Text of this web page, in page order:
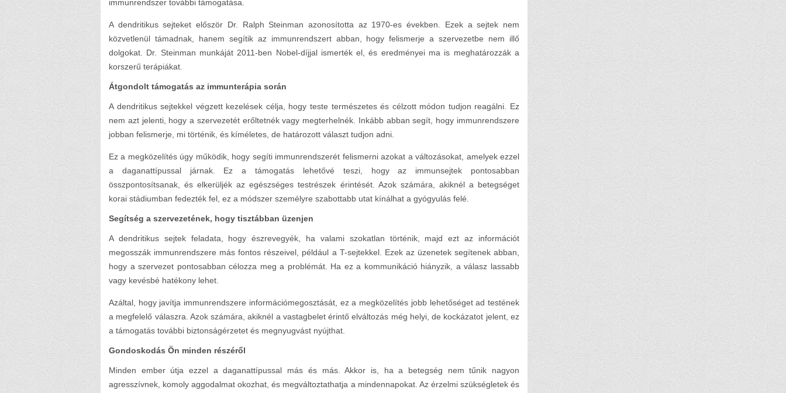
immunrendszer további támogatása.
A dendritikus sejteket először Dr. Ralph Steinman azonosította az 1970-es években. Ezek a sejtek nem
közvetlenül támadnak, hanem segítik az immunrendszert abban, hogy felismerje a szervezetbe nem illő
dolgokat. Dr. Steinman munkáját 2011-ben Nobel-díjjal ismerték el, és eredményei ma is meghatározzák a
korszerű terápiákat.
Átgondolt támogatás az immunterápia során
A dendritikus sejtekkel végzett kezelések célja, hogy teste természetes és célzott módon tudjon reagálni. Ez
nem azt jelenti, hogy a szervezetét erőltetnék vagy megterhelnék. Inkább abban segít, hogy immunrendszere
jobban felismerje, mi történik, és kíméletes, de határozott választ tudjon adni.
Ez a megközelítés úgy működik, hogy segíti immunrendszerét felismerni azokat a változásokat, amelyek ezzel
a daganattípussal járnak. Ez a támogatás lehetővé teszi, hogy az immunsejtek pontosabban
összpontosítsanak, és elkerüljék az egészséges testrészek érintését. Azok számára, akiknél a betegséget
korai stádiumban fedezték fel, ez a módszer személyre szabottabb utat kínálhat a gyógyulás felé.
Segítség a szervezetének, hogy tisztábban üzenjen
A dendritikus sejtek feladata, hogy észrevegyék, ha valami szokatlan történik, majd ezt az információt
megosszák immunrendszere más fontos részeivel, például a T-sejtekkel. Ezek az üzenetek segítenek abban,
hogy a szervezet pontosabban célozza meg a problémát. Ha ez a kommunikáció hiányzik, a válasz lassabb
vagy kevésbé hatékony lehet.
Azáltal, hogy javítja immunrendszere információmegosztását, ez a megközelítés jobb lehetőséget ad testének
a megfelelő válaszra. Azok számára, akiknél a vastagbelet érintő elváltozás még helyi, de kockázatot jelent, ez
a támogatás további biztonságérzetet és megnyugvást nyújthat.
Gondoskodás Ön minden részéről
Minden ember útja ezzel a daganattípussal más és más. Akkor is, ha a betegség nem tűnik nagyon
agresszívnek, komoly aggodalmat okozhat, és megváltoztathatja a mindennapokat. Az érzelmi szükségletek és